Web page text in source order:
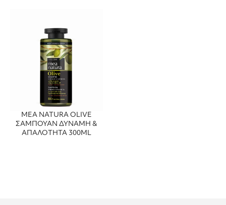
MEA NATURA OLIVE
ΣΑΜΠΟΥΑΝ ΔΥΝΑΜΗ &
ΑΠΑΛΟΤΗΤΑ 300ML